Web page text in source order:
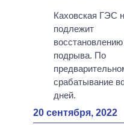
Каховская ГЭС
подлежит
подрыва. По
срабатывание
дней.
20 сентября, 2022